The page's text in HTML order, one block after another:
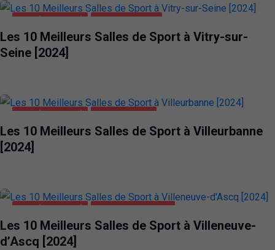
Les 10 Meilleurs Salles de Sport à Vitry-sur-
Seine [2024]
Les 10 Meilleurs Salles de Sport à Villeurbanne
[2024]
Les 10 Meilleurs Salles de Sport à Villeneuve-
d’Ascq [2024]